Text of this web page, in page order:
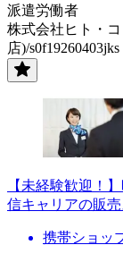
派遣労働者
株式会社ヒト・
店)/s0f19260403jks
【未経験歓迎！
信キャリアの販売
携帯ショッ